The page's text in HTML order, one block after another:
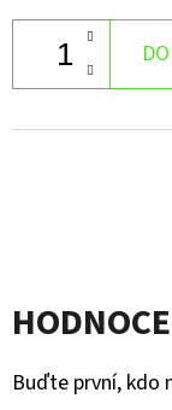
Buďte první, kdo